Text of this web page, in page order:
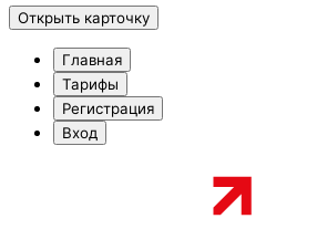
Открыть карточку
Главная
Тарифы
Регистрация
Вход